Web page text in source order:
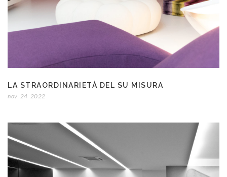
LA STRAORDINARIETÀ DEL SU MISURA
nov 24 2022